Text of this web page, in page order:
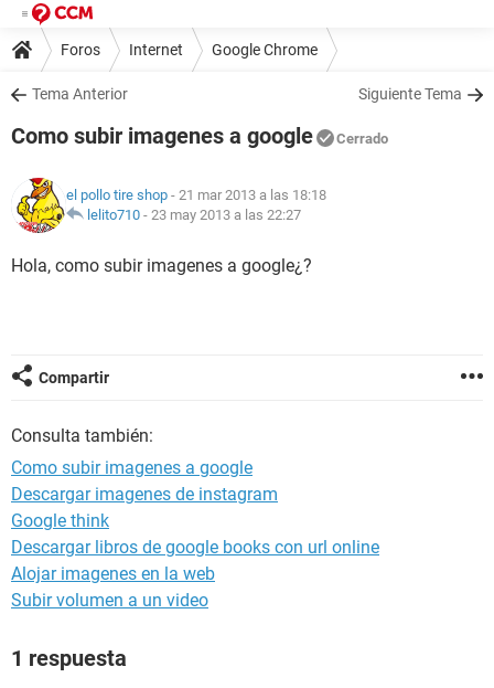
Foros Internet Google Chrome
Tema Anterior Siguiente Tema
Como subir imagenes a google Cerrado
el pollo tire shop - 21 mar 2013 a las 18:18
lelito710 - 23 may 2013 a las 22:27
Hola, como subir imagenes a google¿?
Compartir
Consulta también:
Como subir imagenes a google
Descargar imagenes de instagram
Google think
Descargar libros de google books con url online
Alojar imagenes en la web
Subir volumen a un video
1 respuesta